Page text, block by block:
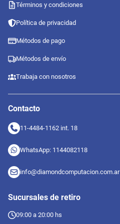
Términos y condiciones
Política de privacidad
Métodos de pago
Métodos de envío
Trabaja con nosotros
Contacto
11-4484-1162 int. 18
WhatsApp: 1144082118
info@diamondcomputacion.com.ar
Sucursales de retiro
09:00 a 20:00 hs